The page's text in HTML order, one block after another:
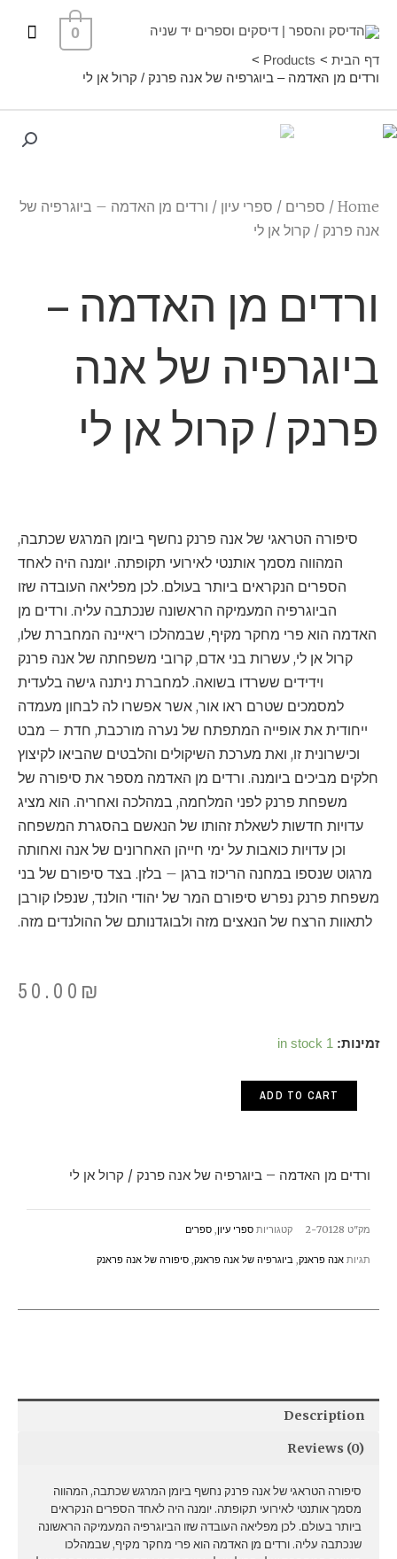
0
דף הבית
Products
ורדים מן האדמה – ביוגרפיה של אנה פרנק / קרול אן לי
Home
/ ספרים / ספרי עיון / ורדים מן האדמה – ביוגרפיה של
אנה פרנק / קרול אן לי
ורדים מן האדמה –
ביוגרפיה של אנה
פרנק / קרול אן לי
סיפורה הטראגי של אנה פרנק נחשף ביומן המרגש שכתבה,
המהווה מסמך אותנטי לאירועי תקופתה. יומנה היה לאחד
הספרים הנקראים ביותר בעולם. לכן מפליאה העובדה שזו
הביוגרפיה המעמיקה הראשונה שנכתבה עליה. ורדים מן
האדמה הוא פרי מחקר מקיף, שבמהלכו ריאיינה המחברת שלו,
קרול אן לי, עשרות בני אדם, קרובי משפחתה של אנה פרנק
וידידים ששרדו בשואה. למחברת ניתנה גישה בלעדית
למסמכים שטרם ראו אור, אשר אפשרו לה לבחון מעמדה
ייחודית את אופייה המתפתח של נערה מורכבת, חדת – מבט
וכישרונית זו, ואת מערכת השיקולים והלבטים שהביאו לקיצוץ
חלקים מביכים ביומנה. ורדים מן האדמה מספר את סיפורה של
משפחת פרנק לפני המלחמה, במהלכה ואחריה. הוא מציג
עדויות חדשות לשאלת זהותו של הנאשם בהסגרת המשפחה
וכן עדויות כואבות על ימי חייהן האחרונים של אנה ואחותה
מרגוט שנספו במחנה הריכוז ברגן – בלזן. בצד סיפורם של בני
משפחת פרנק נפרש סיפורם המר של יהודי הולנד, שנפלו קורבן
לתאוות הרצח של הנאצים מזה ולבוגדנותם של ההולנדים מזה.
50.00 ₪
זמינות: 1 in stock ורדים
קרול
quantity
ADD TO CART
ורדים מן האדמה – ביוגרפיה של אנה פרנק / קרול אן לי
מק"ט 2-70128 קטגוריות ספרי עיון, ספרים
תגיות אנה פראנק, ביוגרפיה של אנה פראנק, סיפורה של אנה פראנק
Description
Reviews (0)
סיפורה הטראגי של אנה פרנק נחשף ביומן המרגש שכתבה, המהווה
מסמך אותנטי לאירועי תקופתה. יומנה היה לאחד הספרים הנקראים
ביותר בעולם. לכן מפליאה העובדה שזו הביוגרפיה המעמיקה הראשונה
שנכתבה עליה. ורדים מן האדמה הוא פרי מחקר מקיף, שבמהלכו